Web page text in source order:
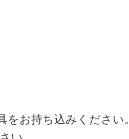
お持ち込みください。